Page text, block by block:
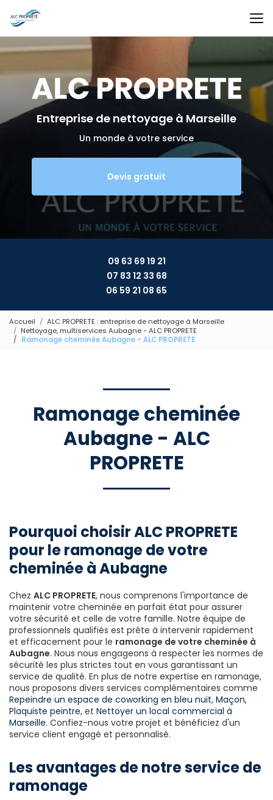
au
contenu
principal
Entreprise de nettoyage à Marseille
Un monde à votre service
Devis gratuit
09 63 69 19 21
07 83 12 33 68
06 59 21 08 65
Accueil
ALC PROPRETE : entreprise de nettoyage à Marseille
Nettoyage, multiservices Aubagne - ALC PROPRETE
Ramonage cheminée Aubagne - ALC PROPRETE
Ramonage cheminée
Aubagne - ALC
PROPRETE
Pourquoi choisir ALC PROPRETE
pour le ramonage de votre
cheminée à Aubagne
Chez ALC PROPRETE, nous comprenons l'importance de
maintenir votre cheminée en parfait état pour assurer
votre sécurité et celle de votre famille. Notre équipe de
professionnels qualifiés est prête à intervenir rapidement
et efficacement pour le ramonage de votre cheminée à
Aubagne. Nous nous engageons à respecter les normes de
sécurité les plus strictes tout en vous garantissant un
service de qualité. En plus de notre expertise en ramonage,
nous proposons divers services complémentaires comme
Repeindre un espace de coworking en bleu nuit, Maçon,
Plaquiste peintre, et Nettoyer un local commercial à
Marseille. Confiez-nous votre projet et bénéficiez d'un
service client engagé et personnalisé.
Les avantages de notre service de
ramonage